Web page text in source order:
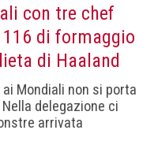
con tre chef
di formaggio
di Haaland
ai Mondiali non si porta
delegazione ci
arrivata